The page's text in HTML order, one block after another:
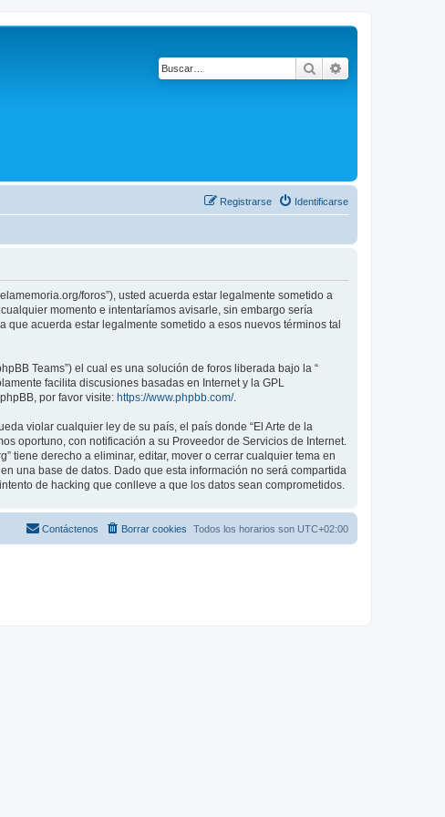
Buscar
Identificarse
Registrarse
foros”), usted acuerda estar legalmente sometido a
momento e intentaríamos avisarle, sin embargo sería
acuerda estar legalmente sometido a esos nuevos términos tal
Teams”) el cual es una solución de foros liberada bajo la “
facilita discusiones basadas en Internet y la GPL
por favor visite: https://www.phpbb.com/.
violar cualquier ley de su país, el país donde “El Arte de la
oportuno, con notificación a su Proveedor de Servicios de Internet.
tiene derecho a eliminar, editar, mover o cerrar cualquier tema en
una base de datos. Dado que esta información no será compartida
de hacking que conlleve a que los datos sean comprometidos.
Todos los horarios son UTC+02:00
Borrar cookies
Contáctenos